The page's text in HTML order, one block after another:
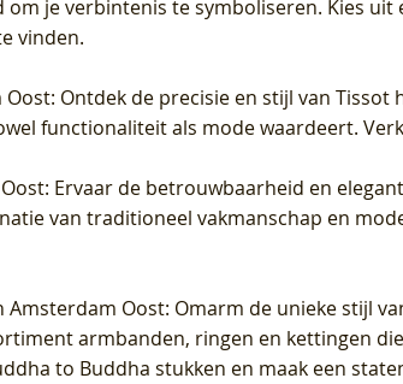
om je verbintenis te symboliseren. Kies
vinden.
Oost: Ontdek de precisie en stijl van
functionaliteit als mode waardeert.
: Ervaar de betrouwbaarheid en
van traditioneel vakmanschap en
Amsterdam Oost: Omarm de unieke stijl
armbanden, ringen en kettingen
to Buddha stukken en maak een